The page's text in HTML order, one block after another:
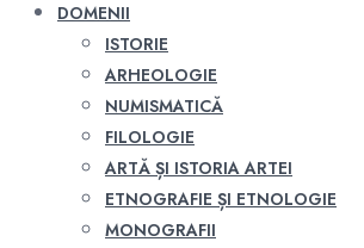
DOMENII
ISTORIE
ARHEOLOGIE
NUMISMATICĂ
FILOLOGIE
ARTĂ ȘI ISTORIA ARTEI
ETNOGRAFIE ȘI ETNOLOGIE
MONOGRAFII